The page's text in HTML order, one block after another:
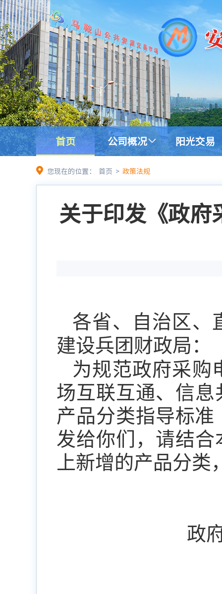
首页 公司概况 阳光交易
您现在的位置： 首页 > 政策法规
关于印发《政府
各省、自治区、
建设兵团财政局：
为规范政府采购
场互联互通、信
产品分类指导标准
发给你们，请结
上新增的产品分
政